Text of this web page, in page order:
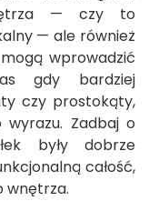
— czy to
— ale również
wprowadzić
gdy bardziej
czy prostokąty,
wyrazu. Zadbaj o
były dobrze
całość,
wnętrza.